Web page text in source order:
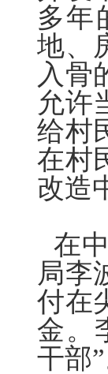
多年
地、
入骨
允许
给村
在村
改造
在
局李
付在
金。
干部”